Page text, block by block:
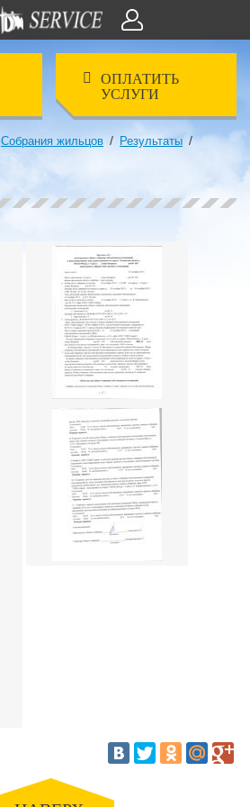
ОПЛАТИТЬ
УСЛУГИ
Собрания жильцов / Результаты /